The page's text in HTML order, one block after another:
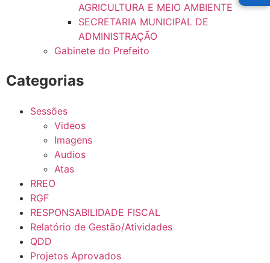
AGRICULTURA E MEIO AMBIENTE
SECRETARIA MUNICIPAL DE
ADMINISTRAÇÃO
Gabinete do Prefeito
Categorias
Sessões
Videos
Imagens
Audios
Atas
RREO
RGF
RESPONSABILIDADE FISCAL
Relatório de Gestão/Atividades
QDD
Projetos Aprovados